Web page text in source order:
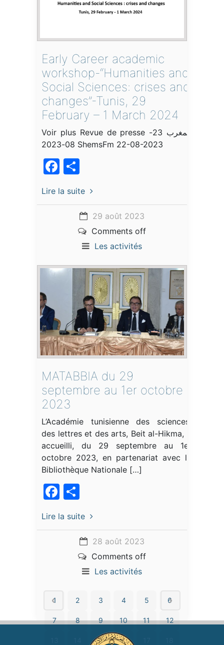
Early Career academic
workshop-“Humanities and
Social Sciences: crises and
changes”-Tunis, 29
February – 1 March 2024
Voir plus Revue de presse المغرب 23-
08-2023 ShemsFm 22-08-2023
Facebook
Lire la suite
29 août 2023
Comments off
Les activités
MATABBIA du 29
septembre au 1er octobre
2023
L’Académie tunisienne des sciences,
des lettres et des arts, Beit al-Hikma, a
accueilli, du 29 septembre au 1er
octobre 2023, en partenariat avec la
Bibliothèque Nationale […]
Facebook
Lire la suite
28 août 2023
Comments off
Les activités
1 2 3 4 5 6
7 8 9 10 11 12
15 16